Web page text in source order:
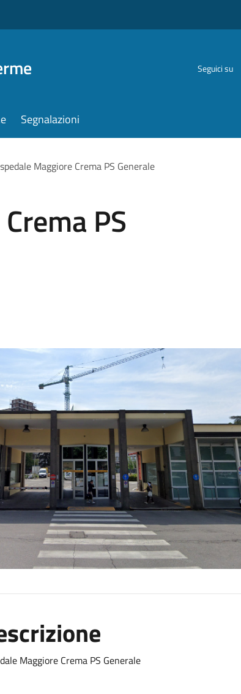
Seguici su
Segnalazioni
Maggiore Crema PS Generale
PS
Maggiore Crema PS Generale